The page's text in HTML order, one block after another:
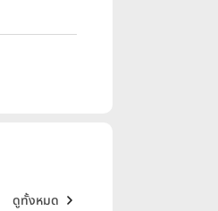
ดูทั้งหมด